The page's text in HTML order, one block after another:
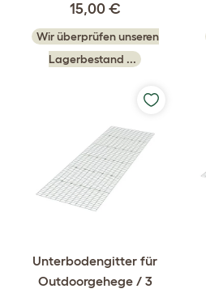
15,00 €
Wir überprüfen unseren
Lagerbestand ...
Unterbodengitter für
Outdoorgehege / 3